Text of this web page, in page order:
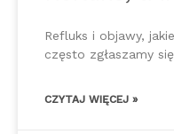
Refluks i objawy,
często zgłaszamy się
CZYTAJ WIĘCEJ »